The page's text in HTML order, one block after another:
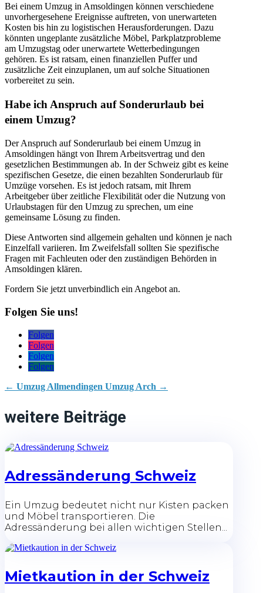
Bei einem Umzug in Amsoldingen können verschiedene
unvorhergesehene Ereignisse auftreten, von unerwarteten
Kosten bis hin zu logistischen Herausforderungen. Dazu
könnten ungeplante zusätzliche Möbel, Parkplatzprobleme
am Umzugstag oder unerwartete Wetterbedingungen
gehören. Es ist ratsam, einen finanziellen Puffer und
zusätzliche Zeit einzuplanen, um auf solche Situationen
vorbereitet zu sein.
Habe ich Anspruch auf Sonderurlaub bei
einem Umzug?
Der Anspruch auf Sonderurlaub bei einem Umzug in
Amsoldingen hängt von Ihrem Arbeitsvertrag und den
gesetzlichen Bestimmungen ab. In der Schweiz gibt es keine
spezifischen Gesetze, die einen bezahlten Sonderurlaub für
Umzüge vorsehen. Es ist jedoch ratsam, mit Ihrem
Arbeitgeber über zeitliche Flexibilität oder die Nutzung von
Urlaubstagen für den Umzug zu sprechen, um eine
gemeinsame Lösung zu finden.
Diese Antworten sind allgemein gehalten und können je nach
Einzelfall variieren. Im Zweifelsfall sollten Sie spezifische
Fragen mit Fachleuten oder den zuständigen Behörden in
Amsoldingen klären.
Fordern Sie jetzt unverbindlich ein Angebot an.
Folgen Sie uns!
Folgen
Folgen
Folgen
Folgen
← Umzug Allmendingen Umzug Arch →
weitere Beiträge
Adressänderung Schweiz
Ein Umzug bedeutet nicht nur Kisten packen
und Möbel transportieren. Die
Adressänderung bei allen wichtigen Stellen...
Mietkaution in der Schweiz